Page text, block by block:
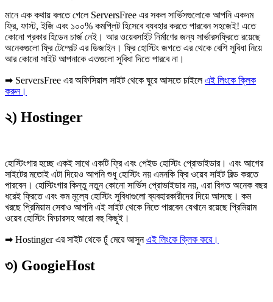
মানে এক কথায় বলতে গেলে ServersFree এর সকল সার্ভিসগুলোকে আপনি একদম
ফ্রি, ফাস্ট, ইজি এবং ১০০% কমপ্লিট হিসেবে ব্যবহার করতে পারবেন সহজেই! এতে
কোনো প্রকার হিডেন চার্জ নেই। আর ওয়েবসাইট নির্মাণের জন্য সার্ভারসফ্রিতে রয়েছে
অনেকগুলো ফ্রি টেম্পেল্ট এর ডিজাইন। ফ্রি হোস্টিং জগতে এর থেকে বেশি সুবিধা নিয়ে
আর কোনো সাইট আপনাকে এতগুলো সুবিধা দিতে পারবে না।
➡ ServersFree এর অফিসিয়াল সাইট থেকে ঘুরে আসতে চাইলেএই লিংকে ক্লিক
করুন।
২) Hostinger
হোস্টিংগার হচ্ছে একই সাথে একটি ফ্রি এবং পেইড হোস্টিং প্রোভাইডার। এবং আগের
সাইটের মতোই এটা দিয়েও আপনি শুধু হোস্টিং নয় এমনকি ফ্রি ওয়েব সাইট বিল্ড করতে
পারবেন। হোস্টিংগার কিন্তু নতুন কোনো সার্ভিস প্রোভাইডার নয়, এরা বিগত অনেক বছর
ধরেই ফ্রিতে এবং কম মূল্যে হোস্টিং সুবিধাগুলো ব্যবহারকারীদের দিয়ে আসছে। কম
খরছে প্রিমিয়াম সেবাও আপনি এই সাইট থেকে নিতে পারবেন যেখানে রয়েছে প্রিমিয়াম
ওয়েব হোস্টিং ফিচারসহ আরো বহু কিছুই।
➡ Hostinger এর সাইট থেকে ঢুঁ মেরে আসুনএই লিংকে ক্লিক করে।
৩) GoogieHost